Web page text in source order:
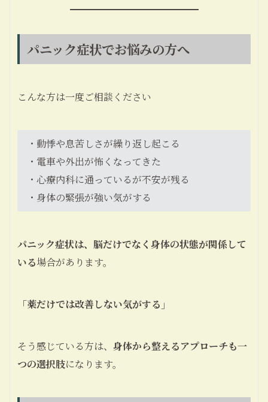
パニック症状でお悩みの方へ
こんな方は一度ご相談ください
・動悸や息苦しさが繰り返し起こる
・電車や外出が怖くなってきた
・心療内科に通っているが不安が残る
・身体の緊張が強い気がする
パニック症状は、脳だけでなく身体の状態が関係して
いる場合があります。
「薬だけでは改善しない気がする」
そう感じている方は、 身体から整えるアプローチも一
つの選択肢になります。